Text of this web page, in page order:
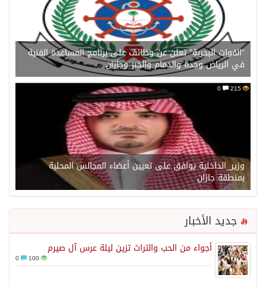
“القوات البحرية” تعلن عن وظائف على برنامج المساعدة الفنية
في الرياض وجدة والدمام والخبر وجازان
215
وزير_الداخلية يوافق على تعيين أعضاء المجالس المحلية
بمنطقة جازان
جديد الأخبار
أجواء من الحب والتراث تزين ليلة عرس آل صيرم
100